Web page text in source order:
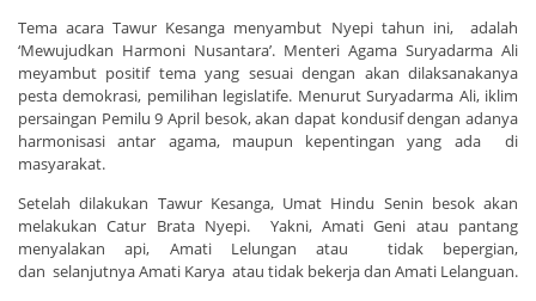
Tema acara Tawur Kesanga menyambut Nyepi tahun ini, adalah
‘Mewujudkan Harmoni Nusantara’. Menteri Agama Suryadarma Ali
meyambut positif tema yang sesuai dengan akan dilaksanakanya
pesta demokrasi, pemilihan legislatife. Menurut Suryadarma Ali, iklim
persaingan Pemilu 9 April besok, akan dapat kondusif dengan adanya
harmonisasi antar agama, maupun kepentingan yang ada di
masyarakat.
Setelah dilakukan Tawur Kesanga, Umat Hindu Senin besok akan
melakukan Catur Brata Nyepi. Yakni, Amati Geni atau pantang
menyalakan api, Amati Lelungan atau tidak bepergian,
dan selanjutnya Amati Karya atau tidak bekerja dan Amati Lelanguan.